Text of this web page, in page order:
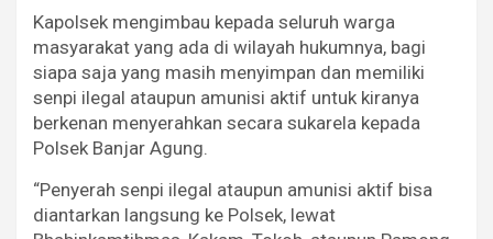
Kapolsek mengimbau kepada seluruh warga
masyarakat yang ada di wilayah hukumnya, bagi
siapa saja yang masih menyimpan dan memiliki
senpi ilegal ataupun amunisi aktif untuk kiranya
berkenan menyerahkan secara sukarela kepada
Polsek Banjar Agung.
“Penyerah senpi ilegal ataupun amunisi aktif bisa
diantarkan langsung ke Polsek, lewat